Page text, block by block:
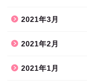
2021年3月
2021年2月
2021年1月